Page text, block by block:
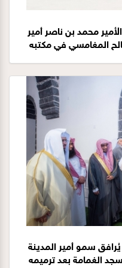
محمد بن ناصر أمير
المغامسي في مكتبه
سمو أمير المدينة
الغمامة بعد ترميمه